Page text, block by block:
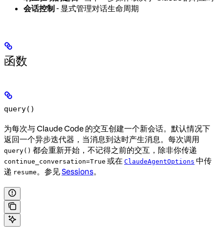
会话控制 - 显式管理对话生命周期
函数
query()
为每次与 Claude Code 的交互创建一个新会话。默认情况下
返回一个异步迭代器，当消息到达时产生消息。每次调用
query() 都会重新开始，不记得之前的交互，除非你传递
continue_conversation=True 或在 ClaudeAgentOptions 中传
递 resume 。参见Sessions。